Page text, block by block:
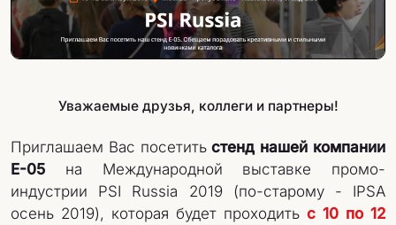
Уважаемые друзья, коллеги и партнеры!
Приглашаем Вас посетитьстенд нашей компании
E-05 на Международной выставке промо-
индустрии PSI Russia 2019 (по-старому - IPSA
осень 2019), которая будет проходить с 10 по 12